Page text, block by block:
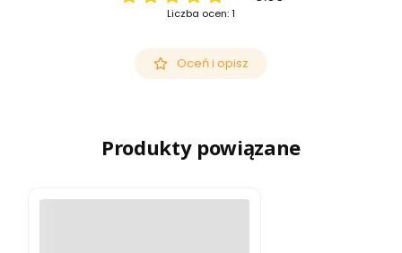
Liczba ocen: 1
Oceń i opisz
Produkty powiązane